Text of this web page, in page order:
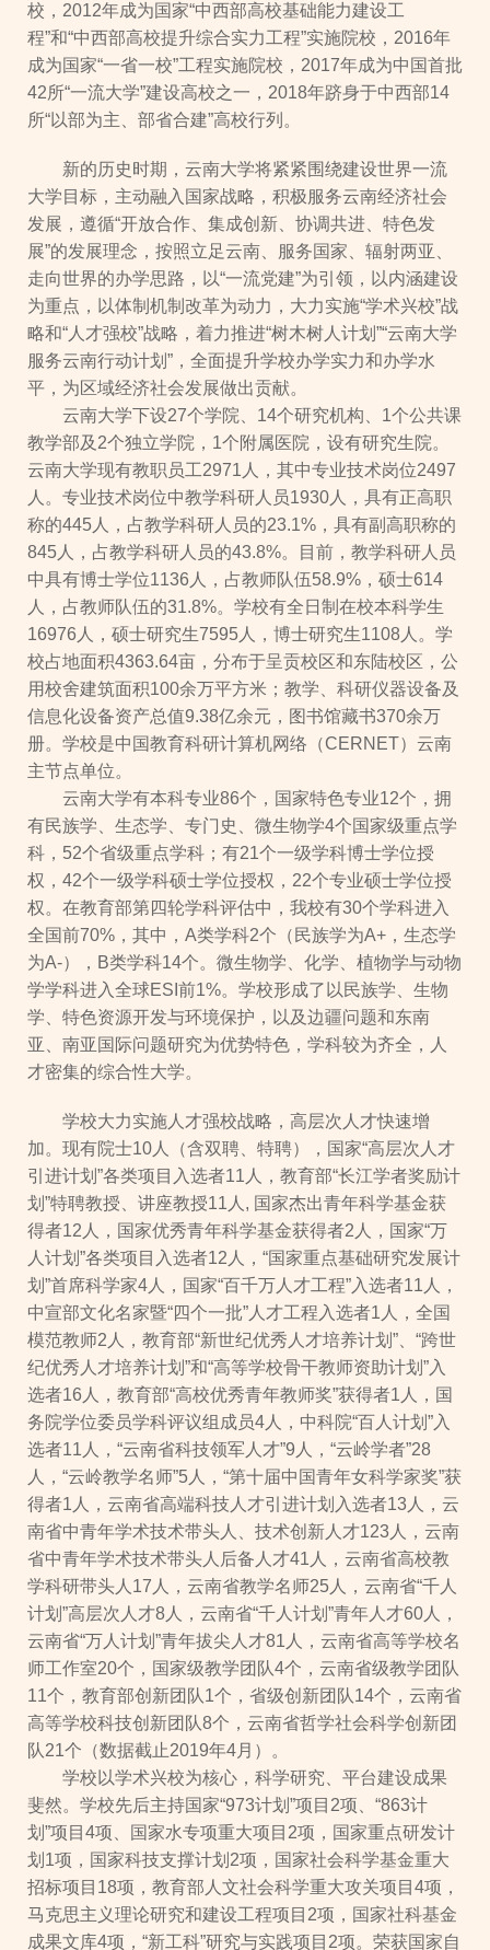
校，2012年成为国家“中西部高校基础能力建设工
程”和“中西部高校提升综合实力工程”实施院校，2016年
成为国家“一省一校”工程实施院校，2017年成为中国首批
42所“一流大学”建设高校之一，2018年跻身于中西部14
所“以部为主、部省合建”高校行列。
新的历史时期，云南大学将紧紧围绕建设世界一流
大学目标，主动融入国家战略，积极服务云南经济社会
发展，遵循“开放合作、集成创新、协调共进、特色发
展”的发展理念，按照立足云南、服务国家、辐射两亚、
走向世界的办学思路，以“一流党建”为引领，以内涵建设
为重点，以体制机制改革为动力，大力实施“学术兴校”战
略和“人才强校”战略，着力推进“树木树人计划”“云南大学
服务云南行动计划”，全面提升学校办学实力和办学水
平，为区域经济社会发展做出贡献。
云南大学下设27个学院、14个研究机构、1个公共课
教学部及2个独立学院，1个附属医院，设有研究生院。
云南大学现有教职员工2971人，其中专业技术岗位2497
人。专业技术岗位中教学科研人员1930人，具有正高职
称的445人，占教学科研人员的23.1%，具有副高职称的
845人，占教学科研人员的43.8%。目前，教学科研人员
中具有博士学位1136人，占教师队伍58.9%，硕士614
人，占教师队伍的31.8%。学校有全日制在校本科学生
16976人，硕士研究生7595人，博士研究生1108人。学
校占地面积4363.64亩，分布于呈贡校区和东陆校区，公
用校舍建筑面积100余万平方米；教学、科研仪器设备及
信息化设备资产总值9.38亿余元，图书馆藏书370余万
册。学校是中国教育科研计算机网络（CERNET）云南
主节点单位。
云南大学有本科专业86个，国家特色专业12个，拥
有民族学、生态学、专门史、微生物学4个国家级重点学
科，52个省级重点学科；有21个一级学科博士学位授
权，42个一级学科硕士学位授权，22个专业硕士学位授
权。在教育部第四轮学科评估中，我校有30个学科进入
全国前70%，其中，A类学科2个（民族学为A+，生态学
为A-），B类学科14个。微生物学、化学、植物学与动物
学学科进入全球ESI前1%。学校形成了以民族学、生物
学、特色资源开发与环境保护，以及边疆问题和东南
亚、南亚国际问题研究为优势特色，学科较为齐全，人
才密集的综合性大学。
学校大力实施人才强校战略，高层次人才快速增
加。现有院士10人（含双聘、特聘），国家“高层次人才
引进计划”各类项目入选者11人，教育部“长江学者奖励计
划”特聘教授、讲座教授11人, 国家杰出青年科学基金获
得者12人，国家优秀青年科学基金获得者2人，国家“万
人计划”各类项目入选者12人，“国家重点基础研究发展计
划”首席科学家4人，国家“百千万人才工程”入选者11人，
中宣部文化名家暨“四个一批”人才工程入选者1人，全国
模范教师2人，教育部“新世纪优秀人才培养计划”、“跨世
纪优秀人才培养计划”和“高等学校骨干教师资助计划”入
选者16人，教育部“高校优秀青年教师奖”获得者1人，国
务院学位委员学科评议组成员4人，中科院“百人计划”入
选者11人，“云南省科技领军人才”9人，“云岭学者”28
人，“云岭教学名师”5人，“第十届中国青年女科学家奖”获
得者1人，云南省高端科技人才引进计划入选者13人，云
南省中青年学术技术带头人、技术创新人才123人，云南
省中青年学术技术带头人后备人才41人，云南省高校教
学科研带头人17人，云南省教学名师25人，云南省“千人
计划”高层次人才8人，云南省“千人计划”青年人才60人，
云南省“万人计划”青年拔尖人才81人，云南省高等学校名
师工作室20个，国家级教学团队4个，云南省级教学团队
11个，教育部创新团队1个，省级创新团队14个，云南省
高等学校科技创新团队8个，云南省哲学社会科学创新团
队21个（数据截止2019年4月）。
学校以学术兴校为核心，科学研究、平台建设成果
斐然。学校先后主持国家“973计划”项目2项、“863计
划”项目4项、国家水专项重大项目2项，国家重点研发计
划1项，国家科技支撑计划2项，国家社会科学基金重大
招标项目18项，教育部人文社会科学重大攻关项目4项，
马克思主义理论研究和建设工程项目2项，国家社科基金
成果文库4项，“新工科”研究与实践项目2项。荣获国家自